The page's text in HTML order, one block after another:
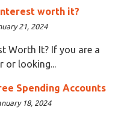
worth it?
21, 2024
Worth It? If you are a
or looking...
Spending Accounts
18, 2024